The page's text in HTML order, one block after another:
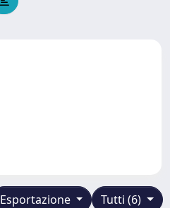
Tutti (6)
Esportazione